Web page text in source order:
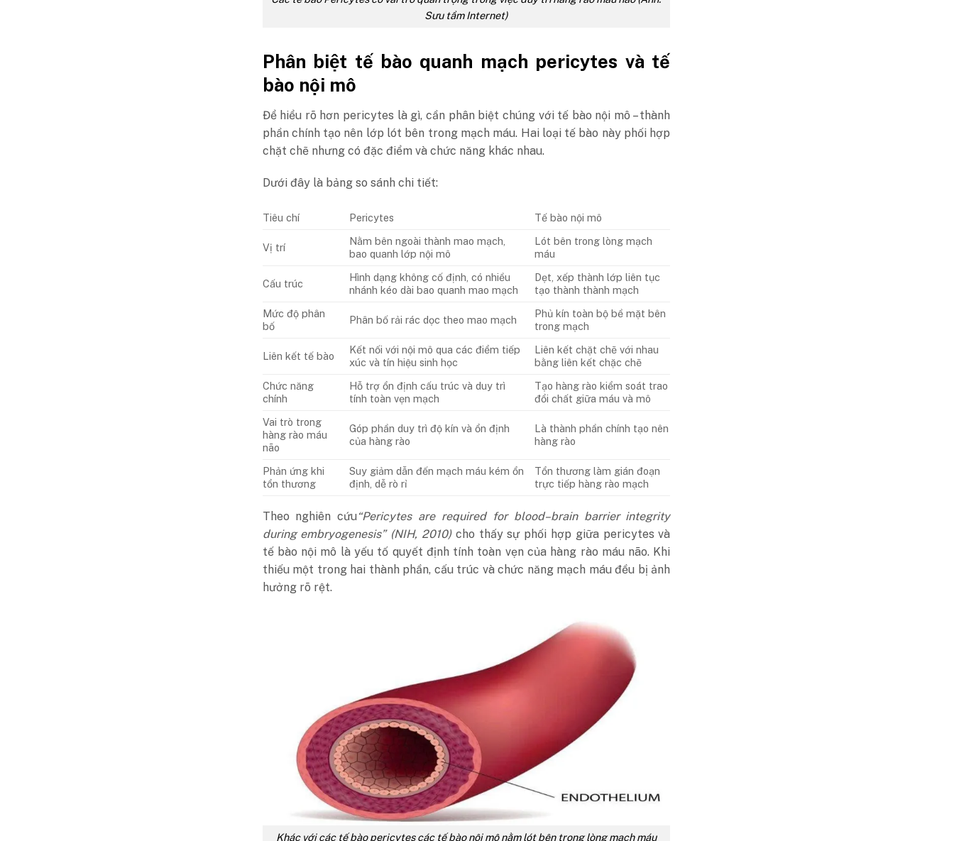
Sưu tầm Internet)
Phân biệt tế bào quanh mạch pericytes và tế
bào nội mô
Để hiểu rõ hơn pericytes là gì, cần phân biệt chúng với tế bào nội mô – thành
phần chính tạo nên lớp lót bên trong mạch máu. Hai loại tế bào này phối hợp
chặt chẽ nhưng có đặc điểm và chức năng khác nhau.
Dưới đây là bảng so sánh chi tiết:
Tiêu chí Pericytes Tế bào nội mô
Vị trí
Nằm bên ngoài thành mao mạch,
bao quanh lớp nội mô
Lót bên trong lòng mạch
máu
Cấu trúc
Hình dạng không cố định, có nhiều
nhánh kéo dài bao quanh mao mạch
Dẹt, xếp thành lớp liên tục
tạo thành thành mạch
Mức độ phân
bố
Phân bố rải rác dọc theo mao mạch
Phủ kín toàn bộ bề mặt bên
trong mạch
Liên kết tế bào
Kết nối với nội mô qua các điểm tiếp
xúc và tín hiệu sinh học
Liên kết chặt chẽ với nhau
bằng liên kết chặc chẽ
Chức năng
chính
Hỗ trợ ổn định cấu trúc và duy trì
tính toàn vẹn mạch
Tạo hàng rào kiểm soát trao
đổi chất giữa máu và mô
Vai trò trong
hàng rào máu
não
Góp phần duy trì độ kín và ổn định
của hàng rào
Là thành phần chính tạo nên
hàng rào
Phản ứng khi
tổn thương
Suy giảm dẫn đến mạch máu kém ổn
định, dễ rò rỉ
Tổn thương làm gián đoạn
trực tiếp hàng rào mạch
Theo nghiên cứu“Pericytes are required for blood–brain barrier integrity
during embryogenesis” (NIH, 2010) cho thấy sự phối hợp giữa pericytes và
tế bào nội mô là yếu tố quyết định tính toàn vẹn của hàng rào máu não. Khi
thiếu một trong hai thành phần, cấu trúc và chức năng mạch máu đều bị ảnh
hưởng rõ rệt.
Khác với các tế bào pericytes các tế bào nội mô nằm lót bên trong lòng mạch máu